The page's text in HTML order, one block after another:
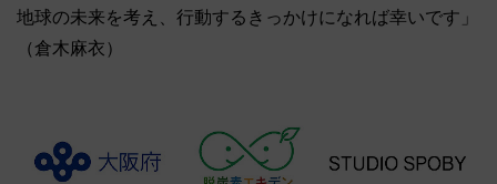
地球の未来を考え、行動するきっかけになれば幸いです」
（倉木麻衣）